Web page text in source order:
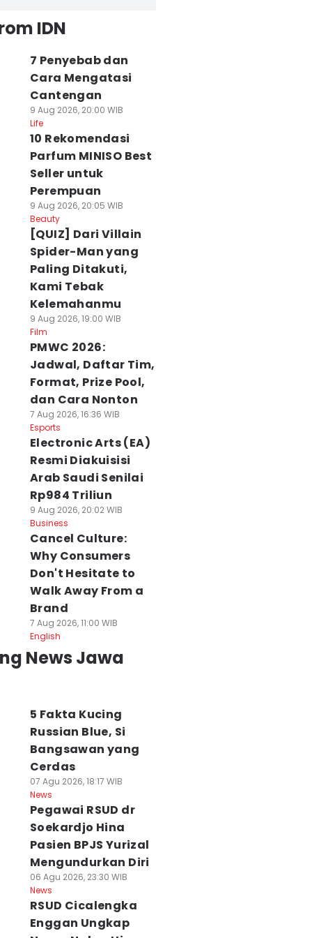
IDN
7 Penyebab dan
Cara Mengatasi
Cantengan
9 Aug 2026, 20:00 WIB
Life
10 Rekomendasi
Parfum MINISO Best
Seller untuk
Perempuan
9 Aug 2026, 20:05 WIB
Beauty
[QUIZ] Dari Villain
Spider-Man yang
Paling Ditakuti,
Kami Tebak
Kelemahanmu
9 Aug 2026, 19:00 WIB
Film
PMWC 2026:
Jadwal, Daftar Tim,
Format, Prize Pool,
dan Cara Nonton
7 Aug 2026, 16:36 WIB
Esports
Electronic Arts (EA)
Resmi Diakuisisi
Arab Saudi Senilai
Rp984 Triliun
9 Aug 2026, 20:02 WIB
Business
Cancel Culture:
Why Consumers
Don't Hesitate to
Walk Away From a
Brand
7 Aug 2026, 11:00 WIB
English
News Jawa
5 Fakta Kucing
Russian Blue, Si
Bangsawan yang
Cerdas
07 Agu 2026, 18:17 WIB
News
Pegawai RSUD dr
Soekardjo Hina
Pasien BPJS Yurizal
Mengundurkan Diri
06 Agu 2026, 23:30 WIB
News
RSUD Cicalengka
Enggan Ungkap